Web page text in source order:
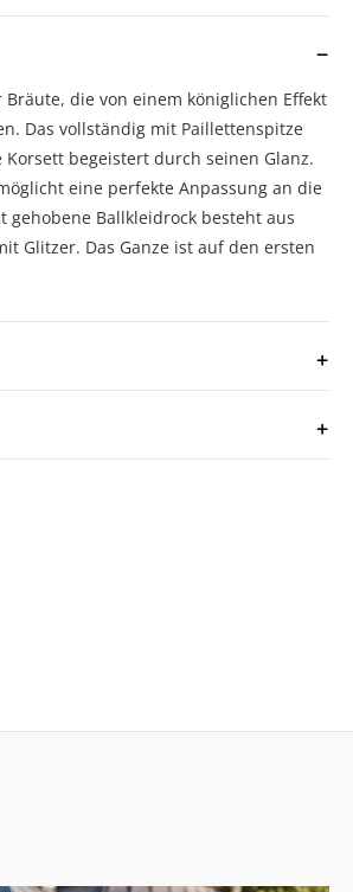
die von einem königlichen Effekt
Das vollständig mit Paillettenspitze
begeistert durch seinen Glanz.
eine perfekte Anpassung an die
gehobene Ballkleidrock besteht aus
Glitzer. Das Ganze ist auf den ersten